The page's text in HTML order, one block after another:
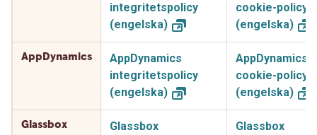
integritetspolicy
(engelska)
cookie-policy
(engelska)
AppDynamics
AppDynamics
integritetspolicy
(engelska)
AppDynamics
cookie-policy
(engelska)
Glassbox
Glassbox
Glassbox